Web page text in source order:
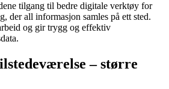
tilgang til bedre digitale verktøy for
der all informasjon samles på ett sted.
og gir trygg og effektiv
– større